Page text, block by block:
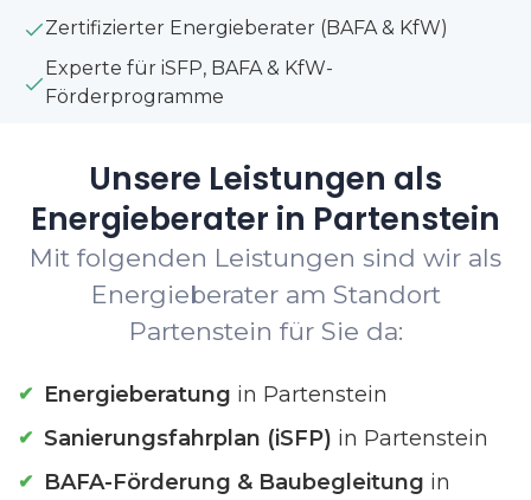
Zertifizierter Energieberater (BAFA & KfW)
Experte für iSFP, BAFA & KfW-
Förderprogramme
Unsere Leistungen als
Energieberater in Partenstein
Mit folgenden Leistungen sind wir als
Energieberater am Standort
Partenstein für Sie da:
Energieberatung in Partenstein
Sanierungsfahrplan (iSFP) in Partenstein
BAFA-Förderung & Baubegleitung in